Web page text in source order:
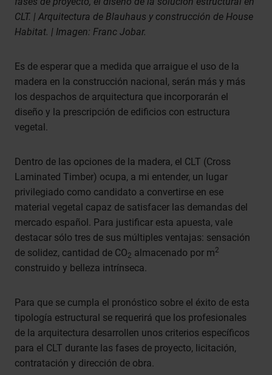
CLT. | Arquitectura de Blauhaus y construcción de House
Habitat. | Imagen: Franc Jobar.
Es de esperar que a medida que arraigue el uso de la
madera en la construcción nacional, serán más y más
los despachos de arquitectura que incorporarán el
diseño y la prescripción de edificios con estructura
vegetal.
Dentro de las opciones de la madera, el CLT (Cross
Laminated Timber) ocupa, a mi entender, un lugar
privilegiado como candidato a convertirse en ese
material vegetal capaz de satisfacer las demandas del
mercado español. Para justificar esta apuesta, vale
destacar sólo tres de sus múltiples ventajas: sensación
de solidez, cantidad de CO2 almacenado por m2
construido y belleza intrínseca.
Para que se cumpla el pronóstico sobre el éxito de esta
tipología estructural se requerirá que los profesionales
de la arquitectura desarrollen unos criterios específicos
para el CLT durante las fases de proyecto, licitación,
contratación y dirección de obra.